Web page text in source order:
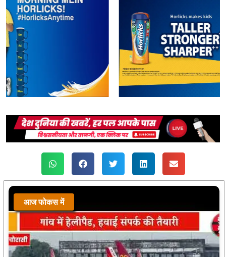
आज फोकस में